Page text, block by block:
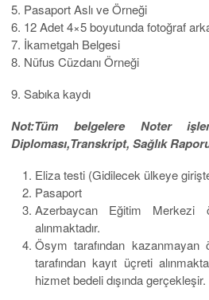
5. Pasaport Aslı ve Örneği
6. 12 Adet 4×5 boyutunda fotoğraf
7. İkametgah Belgesi
8. Nüfus Cüzdanı Örneği
9. Sabıka kaydı
Not:Tüm belgelere Noter
Diploması,Transkript, Sağlık
Eliza testi (Gidilecek ülkeye
Pasaport
Azerbaycan Eğitim Merkezi
alınmaktadır.
Ösym tarafından kazanmayan
tarafından kayıt üçreti
hizmet bedeli dışında gerçekleşir.